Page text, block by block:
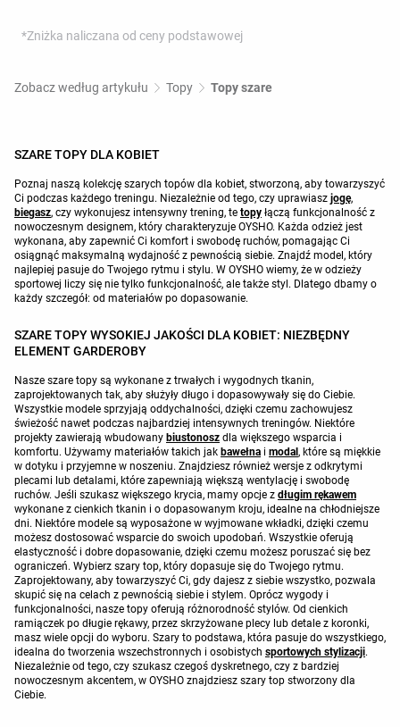
*Zniżka naliczana od ceny podstawowej
Zobacz według artykułu Topy Topy szare
SZARE TOPY DLA KOBIET
Poznaj naszą kolekcję szarych topów dla kobiet, stworzoną, aby towarzyszyć
Ci podczas każdego treningu. Niezależnie od tego, czy uprawiasz jogę,
biegasz, czy wykonujesz intensywny trening, te topy łączą funkcjonalność z
nowoczesnym designem, który charakteryzuje OYSHO. Każda odzież jest
wykonana, aby zapewnić Ci komfort i swobodę ruchów, pomagając Ci
osiągnąć maksymalną wydajność z pewnością siebie. Znajdź model, który
najlepiej pasuje do Twojego rytmu i stylu. W OYSHO wiemy, że w odzieży
sportowej liczy się nie tylko funkcjonalność, ale także styl. Dlatego dbamy o
każdy szczegół: od materiałów po dopasowanie.
SZARE TOPY WYSOKIEJ JAKOŚCI DLA KOBIET: NIEZBĘDNY
ELEMENT GARDEROBY
Nasze szare topy są wykonane z trwałych i wygodnych tkanin,
zaprojektowanych tak, aby służyły długo i dopasowywały się do Ciebie.
Wszystkie modele sprzyjają oddychalności, dzięki czemu zachowujesz
świeżość nawet podczas najbardziej intensywnych treningów. Niektóre
projekty zawierają wbudowany biustonosz dla większego wsparcia i
komfortu. Używamy materiałów takich jak bawełna i modal , które są miękkie
w dotyku i przyjemne w noszeniu. Znajdziesz również wersje z odkrytymi
plecami lub detalami, które zapewniają większą wentylację i swobodę
ruchów. Jeśli szukasz większego krycia, mamy opcje z długim rękawem
wykonane z cienkich tkanin i o dopasowanym kroju, idealne na chłodniejsze
dni. Niektóre modele są wyposażone w wyjmowane wkładki, dzięki czemu
możesz dostosować wsparcie do swoich upodobań. Wszystkie oferują
elastyczność i dobre dopasowanie, dzięki czemu możesz poruszać się bez
ograniczeń. Wybierz szary top, który dopasuje się do Twojego rytmu.
Zaprojektowany, aby towarzyszyć Ci, gdy dajesz z siebie wszystko, pozwala
skupić się na celach z pewnością siebie i stylem. Oprócz wygody i
funkcjonalności, nasze topy oferują różnorodność stylów. Od cienkich
ramiączek po długie rękawy, przez skrzyżowane plecy lub detale z koronki,
masz wiele opcji do wyboru. Szary to podstawa, która pasuje do wszystkiego,
idealna do tworzenia wszechstronnych i osobistych sportowych stylizacji.
Niezależnie od tego, czy szukasz czegoś dyskretnego, czy z bardziej
nowoczesnym akcentem, w OYSHO znajdziesz szary top stworzony dla
Ciebie.